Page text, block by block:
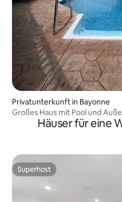
Privatunterkunft in Bayonne
Großes Haus mit Pool und
Häuser für eine
Superhost
Superhost